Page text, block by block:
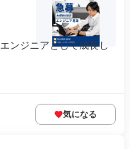
ンジニアとして成長し
気になる